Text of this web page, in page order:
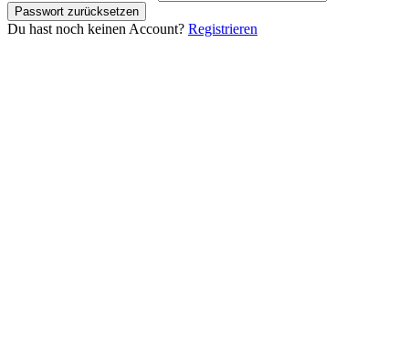
Du hast noch keinen Account? Registrieren